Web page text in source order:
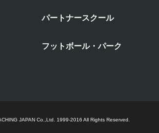
パートナースクール
フットボール・パーク
JAPAN Co.,Ltd. 1999-2016 All Rights Reserved.